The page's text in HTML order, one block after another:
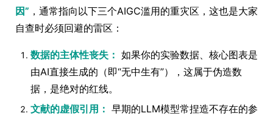
因” ，通常指向以下三个AIGC滥用的重灾区，这也是大家
自查时必须回避的雷区：
数据的主体性丧失： 如果你的实验数据、核心图表是
由AI直接生成的（即“无中生有”），这属于伪造数
据，是绝对的红线。
文献的虚假引用： 早期的LLM模型常捏造不存在的参